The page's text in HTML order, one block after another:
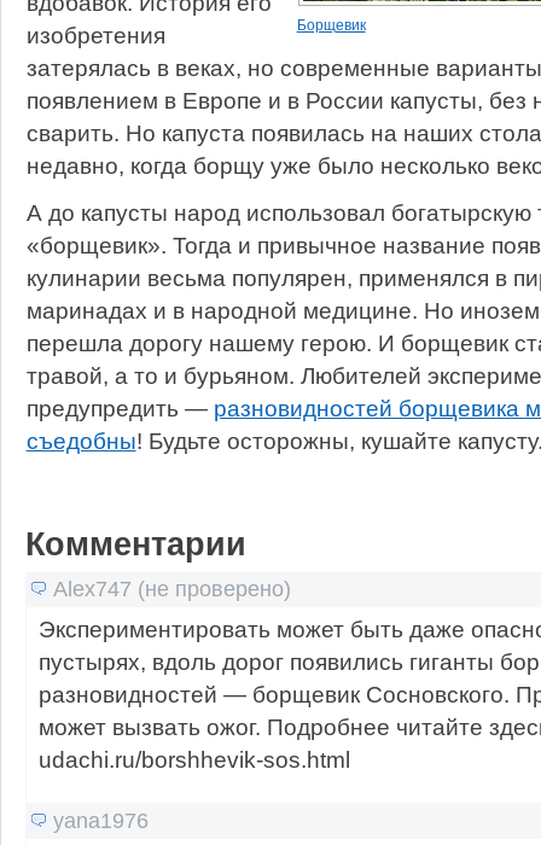
Борщевик
изобретения
затерялась в веках, но современные
появлением в Европе и в России капусты,
сварить. Но капуста появилась на наших
недавно, когда борщу уже было несколько
А до капусты народ использовал богатырскую
«борщевик». Тогда и привычное название
кулинарии весьма популярен, применялся в
маринадах и в народной медицине. Но
перешла дорогу нашему герою. И борщевик
травой, а то и бурьяном. Любителей
предупредить — разновидностей борщевика
съедобны! Будьте осторожны, кушайте
Комментарии
Alex747 (не проверено)
Экспериментировать может быть даже
пустырях, вдоль дорог появились гиганты
разновидностей — борщевик Сосновского.
может вызвать ожог. Подробнее читайте
udachi.ru/borshhevik-sos.html
yana1976